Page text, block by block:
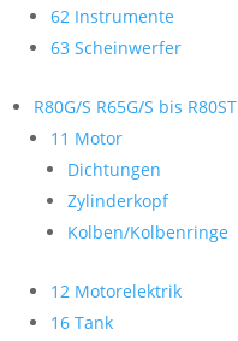
62 Instrumente
63 Scheinwerfer
R80G/S R65G/S bis R80ST
11 Motor
Dichtungen
Zylinderkopf
Kolben/Kolbenringe
12 Motorelektrik
16 Tank